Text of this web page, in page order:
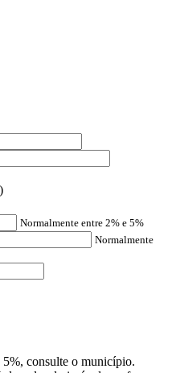
Normalmente entre 2% e 5%
Normalmente
consulte o município.